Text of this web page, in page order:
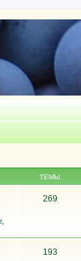
ТЕМЫ
,
269
193